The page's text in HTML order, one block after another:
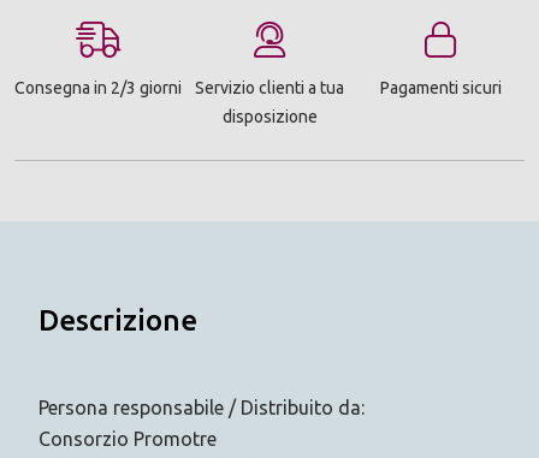
Consegna in 2/3 giorni
Servizio clienti a tua
disposizione
Pagamenti sicuri
Descrizione
Persona responsabile / Distribuito da:
Consorzio Promotre